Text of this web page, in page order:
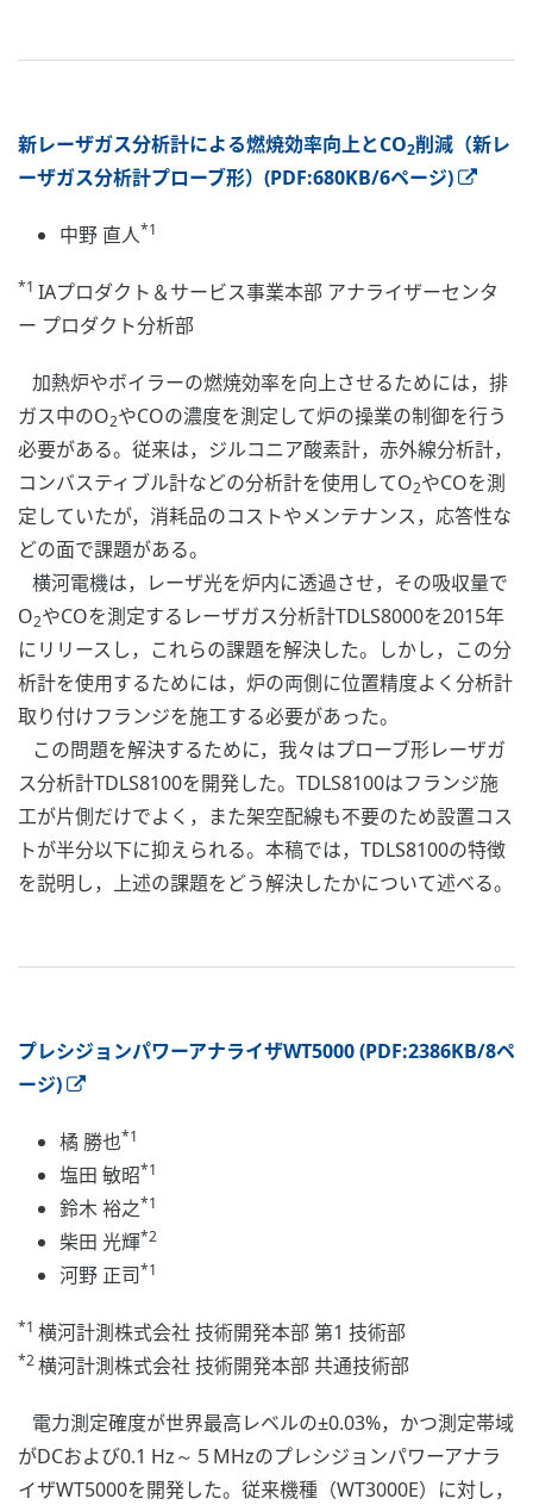
新レーザガス分析計による燃焼効率向上とCO2削減（新レ
ーザガス分析計プローブ形）(PDF:680KB/6ページ)
中野 直人*1
*1 IAプロダクト＆サービス事業本部 アナライザーセンタ
ー プロダクト分析部
加熱炉やボイラーの燃焼効率を向上させるためには，排
ガス中のO2やCOの濃度を測定して炉の操業の制御を行う
必要がある。従来は，ジルコニア酸素計，赤外線分析計，
コンバスティブル計などの分析計を使用してO2やCOを測
定していたが，消耗品のコストやメンテナンス，応答性な
どの面で課題がある。
横河電機は，レーザ光を炉内に透過させ，その吸収量で
O2やCOを測定するレーザガス分析計TDLS8000を2015年
にリリースし，これらの課題を解決した。しかし，この分
析計を使用するためには，炉の両側に位置精度よく分析計
取り付けフランジを施工する必要があった。
この問題を解決するために，我々はプローブ形レーザガ
ス分析計TDLS8100を開発した。TDLS8100はフランジ施
工が片側だけでよく，また架空配線も不要のため設置コス
トが半分以下に抑えられる。本稿では，TDLS8100の特徴
を説明し，上述の課題をどう解決したかについて述べる。
プレシジョンパワーアナライザWT5000 (PDF:2386KB/8ペ
ージ)
橘 勝也*1
塩田 敏昭*1
鈴木 裕之*1
柴田 光輝*2
河野 正司*1
*1 横河計測株式会社 技術開発本部 第1 技術部
*2横河計測株式会社 技術開発本部 共通技術部
電力測定確度が世界最高レベルの±0.03%，かつ測定帯域
がDCおよび0.1 Hz～５MHzのプレシジョンパワーアナラ
イザWT5000を開発した。従来機種（WT3000E）に対し，